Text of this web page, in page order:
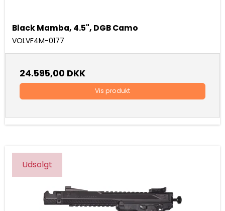
Black Mamba, 4.5", DGB Camo
VOLVF4M-0177
24.595,00 DKK
Vis produkt
Udsolgt